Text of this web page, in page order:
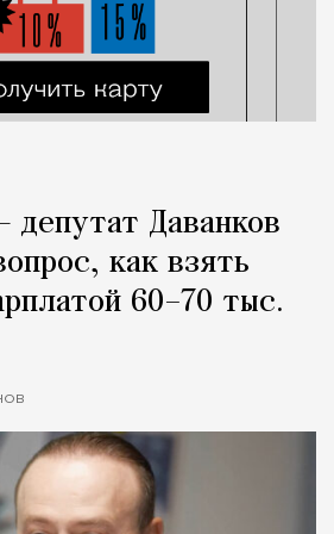
депутат Даванков
как взять
60–70 тыс.